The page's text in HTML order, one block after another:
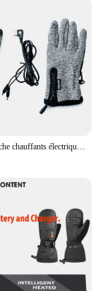
Gants de pêche chauffants électriques USB à 5 doigts, gants chauds, doigt nu tactile, répartiteur à emporter, cyclisme, chasse, hiver